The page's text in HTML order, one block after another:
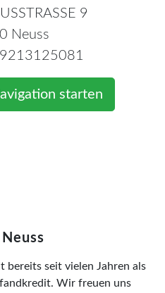
9
Neuss
starten
bereits seit vielen Jahren als
Wir freuen uns